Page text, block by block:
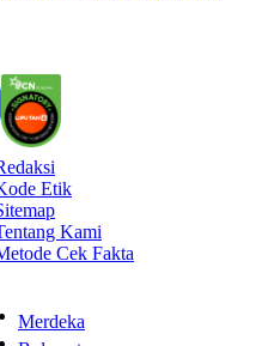
Etik
Kami
Cek Fakta
Merdeka